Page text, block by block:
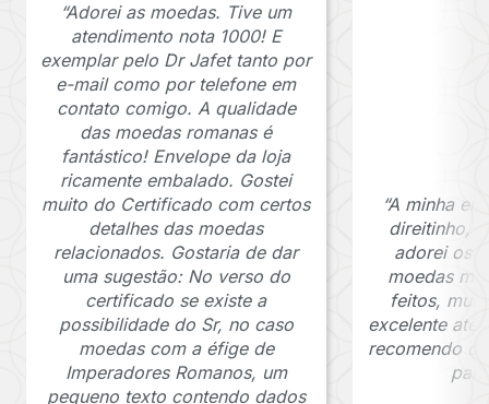
“Adorei as moedas. Tive um
atendimento nota 1000! E
exemplar pelo Dr Jafet tanto por
e-mail como por telefone em
contato comigo. A qualidade
das moedas romanas é
fantástico! Envelope da loja
ricamente embalado. Gostei
muito do Certificado com certos
detalhes das moedas
relacionados. Gostaria de dar
uma sugestão: No verso do
certificado se existe a
possibilidade do Sr, no caso
moedas com a éfige de
Imperadores Romanos, um
pequeno texto contendo dados
“A minha
direitinho,
adorei os
moedas
feitos,
excelente
recomendo o